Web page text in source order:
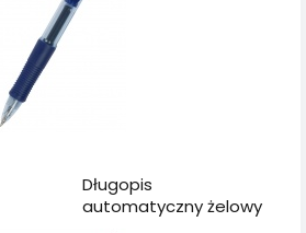
Długopis
automatyczny żelowy